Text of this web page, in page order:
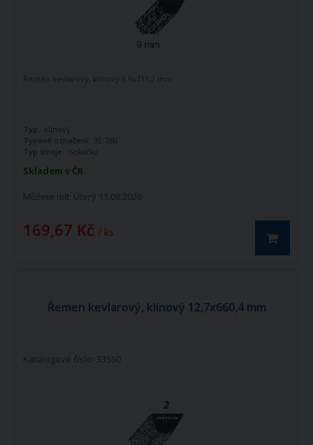
Skladem v ČR
Můžete mít: Úterý 11.08.2026
169,67 Kč / ks
Řemen kevlarový, klínový 9,5x711,2 mm
Typ: klínový
Typové označení:
3L 280
Typ stroje:
Sekačka
Řemen kevlarový, klínový 12,7x660,4 mm
Katalogové číslo: 33550